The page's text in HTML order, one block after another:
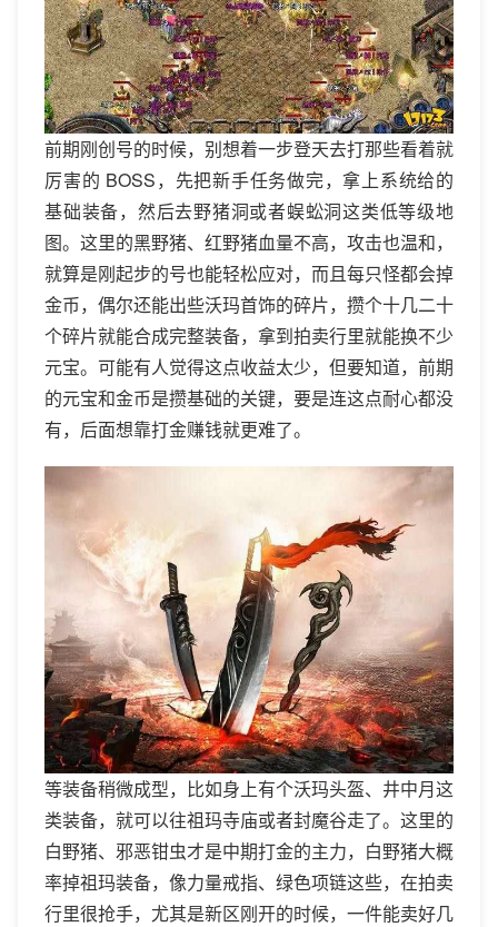
前期刚创号的时候，别想着一步登天去打那些看着就
厉害的 BOSS，先把新手任务做完，拿上系统给的
基础装备，然后去野猪洞或者蜈蚣洞这类低等级地
图。这里的黑野猪、红野猪血量不高，攻击也温和，
就算是刚起步的号也能轻松应对，而且每只怪都会掉
金币，偶尔还能出些沃玛首饰的碎片，攒个十几二十
个碎片就能合成完整装备，拿到拍卖行里就能换不少
元宝。可能有人觉得这点收益太少，但要知道，前期
的元宝和金币是攒基础的关键，要是连这点耐心都没
有，后面想靠打金赚钱就更难了。
等装备稍微成型，比如身上有个沃玛头盔、井中月这
类装备，就可以往祖玛寺庙或者封魔谷走了。这里的
白野猪、邪恶钳虫才是中期打金的主力，白野猪大概
率掉祖玛装备，像力量戒指、绿色项链这些，在拍卖
行里很抢手，尤其是新区刚开的时候，一件能卖好几